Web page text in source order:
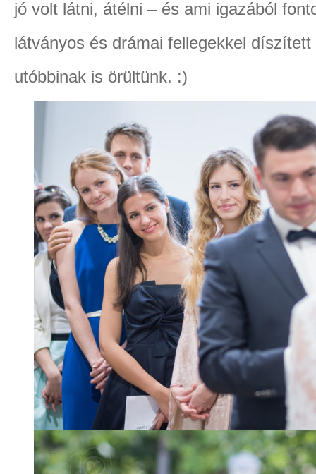
jó volt látni, átélni – és ami igazából
látványos és drámai fellegekkel
utóbbinak is örültünk. :)